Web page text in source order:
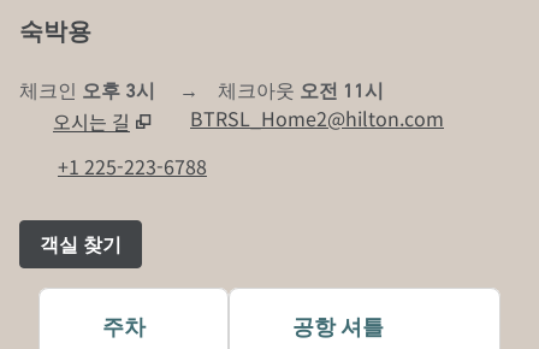
숙박용
체크인 오후 3시 → 체크아웃 오전 11시
오시는 길
새 탭 열림
BTRSL_Home2@hilton.com
+1 225-223-6788
객실 찾기
주차 공항 셔틀